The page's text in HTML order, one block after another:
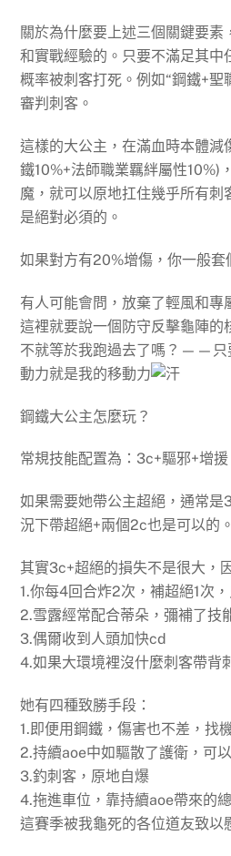
關於為什麼要上述三個關鍵要
和實戰經驗的。只要不滿足其中
概率被刺客打死。例如“鋼鐵+聖
審判刺客。
這樣的大公主，在滿血時本體
鐵10%+法師職業羈絆屬性10%)
魔，就可以原地扛住幾乎所有刺
是絕對必須的。
如果對方有20%增傷，你一般套
有人可能會問，放棄了輕風和專
這裡就要說一個防守反擊龜陣的
不就等於我跑過去了嗎？——只
動力就是我的移動力
鋼鐵大公主怎麼玩？
常規技能配置為：3c+驅邪+增援
如果需要她帶公主超絕，通常是
況下帶超絕+兩個2c也是可以的。
其實3c+超絕的損失不是很大，
1.你每4回合炸2次，補超絕1次
2.雪露經常配合蒂朵，彌補了技
3.偶爾收到人頭加快cd
4.如果大環境裡沒什麼刺客帶背
她有四種致勝手段：
1.即便用鋼鐵，傷害也不差，找
2.持續aoe中如驅散了護衛，可
3.釣刺客，原地自爆
4.拖進車位，靠持續aoe帶來的
這賽季被我龜死的各位道友致以